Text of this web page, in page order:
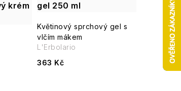
krém
gel 250 ml
Květinový sprchový gel s
vlčím mákem
363 Kč
L'Erbolario